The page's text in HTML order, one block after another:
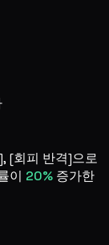
[회피 반격]으로
이 20% 증가한